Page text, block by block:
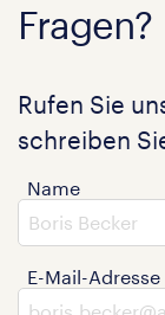
Fragen?
Rufen Sie
schreiben
Name
E-Mail-Adresse